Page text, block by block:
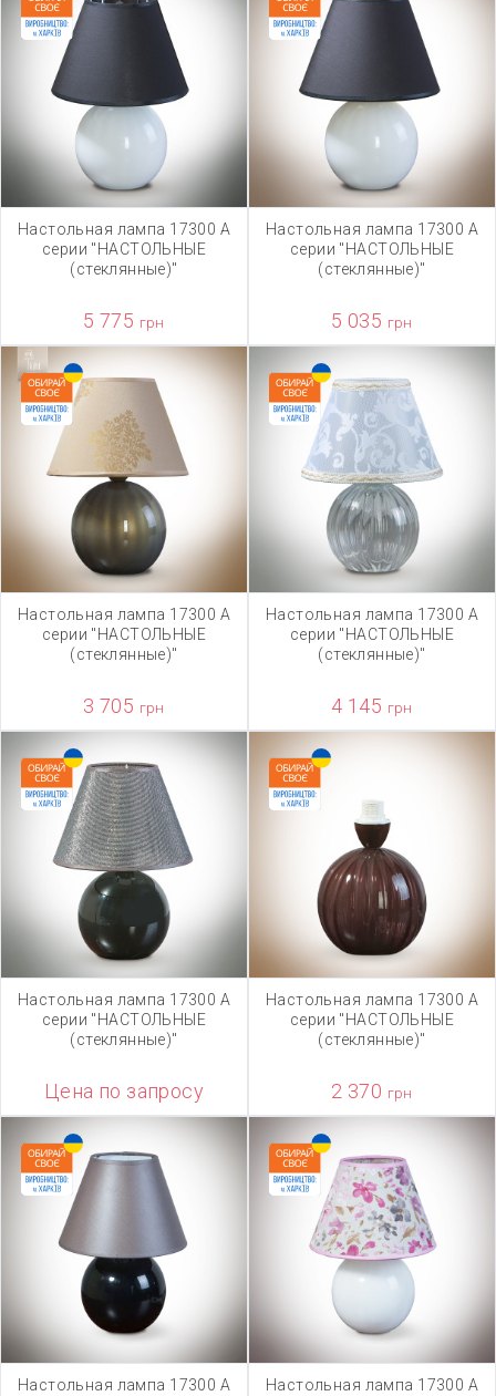
Настольная лампа 17300 А
серии "НАСТОЛЬНЫЕ
(стеклянные)"
5 775 грн
Настольная лампа 17300 А
серии "НАСТОЛЬНЫЕ
(стеклянные)"
5 035 грн
Настольная лампа 17300 А
серии "НАСТОЛЬНЫЕ
(стеклянные)"
3 705 грн
Настольная лампа 17300 А
серии "НАСТОЛЬНЫЕ
(стеклянные)"
4 145 грн
Настольная лампа 17300 А
серии "НАСТОЛЬНЫЕ
(стеклянные)"
Цена по запросу
Настольная лампа 17300 А
серии "НАСТОЛЬНЫЕ
(стеклянные)"
2 370 грн
Настольная лампа 17300 А Настольная лампа 17300 А